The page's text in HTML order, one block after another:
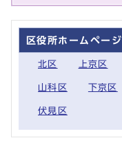
区役所ホームページ
北区 上京区
山科区 下京区
伏見区